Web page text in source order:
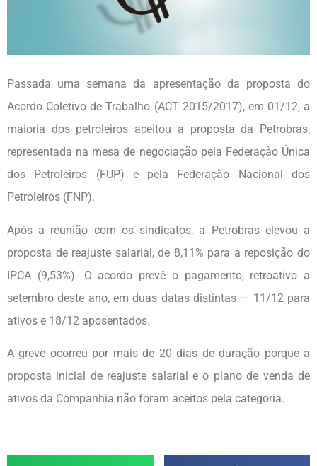
Passada uma semana da apresentação da proposta do
Acordo Coletivo de Trabalho (ACT 2015/2017), em 01/12, a
maioria dos petroleiros aceitou a proposta da Petrobras,
representada na mesa de negociação pela Federação Única
dos Petroleiros (FUP) e pela Federação Nacional dos
Petroleiros (FNP).
Após a reunião com os sindicatos, a Petrobras elevou a
proposta de reajuste salarial, de 8,11% para a reposição do
IPCA (9,53%). O acordo prevê o pagamento, retroativo a
setembro deste ano, em duas datas distintas — 11/12 para
ativos e 18/12 aposentados.
A greve ocorreu por mais de 20 dias de duração porque a
proposta inicial de reajuste salarial e o plano de venda de
ativos da Companhia não foram aceitos pela categoria.